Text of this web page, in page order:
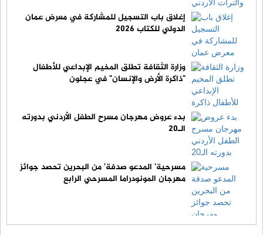
إغلاق باب التسجيل للمشاركة في معرض عمان
الدولي للكتاب 2026
وزارة الثقافة تطلق المخيم الإبداعي للأطفال
"ذاكرة الأرض والإنسان" في عجلون
بدء عروض مهرجان مسرح الطفل الأردني بدورته
الـ20
مسرحية' المدعو صدفة' من البحرين تحصد جوائز
مهرجان المونودراما المسرحي الرابع